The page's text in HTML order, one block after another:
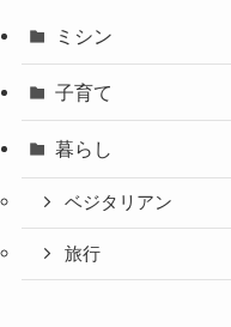
ミシン
子育て
暮らし
ベジタリアン
旅行